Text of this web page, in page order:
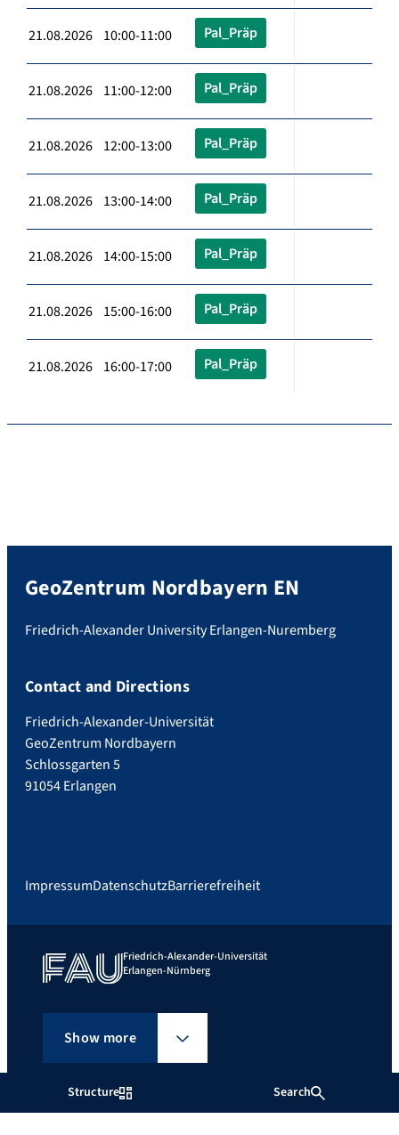
Structure Search
21.08.2026 10:00-11:00 Pal_Präp
21.08.2026 11:00-12:00 Pal_Präp
21.08.2026 12:00-13:00 Pal_Präp
21.08.2026 13:00-14:00 Pal_Präp
21.08.2026 14:00-15:00 Pal_Präp
21.08.2026 15:00-16:00 Pal_Präp
21.08.2026 16:00-17:00 Pal_Präp
GeoZentrum Nordbayern EN
Friedrich-Alexander University Erlangen-Nuremberg
Contact and Directions
Friedrich-Alexander-Universität
GeoZentrum Nordbayern
Schlossgarten 5
91054 Erlangen
ImpressumDatenschutzBarrierefreiheit
Friedrich-Alexander-Universität
Erlangen-Nürnberg
Show more